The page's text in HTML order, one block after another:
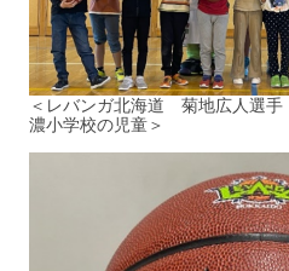
＜レバンガ北海道 菊地広人選手
濃小学校の児童＞